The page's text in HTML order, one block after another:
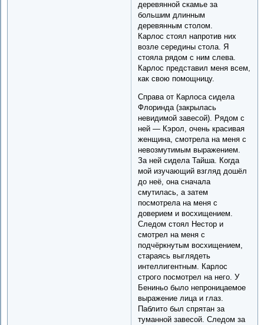
деревянной скамье за
большим длинным
деревянным столом.
Карлос стоял напротив них
возле середины стола. Я
стояла рядом с ним слева.
Карлос представил меня всем,
как свою помощницу.
Справа от Карлоса сидела
Флоринда (закрылась
невидимой завесой). Рядом с
ней — Кэрол, очень красивая
женщина, смотрела на меня с
невозмутимым выражением.
За ней сидела Тайша. Когда
мой изучающий взгляд дошёл
до неё, она сначала
смутилась, а затем
посмотрела на меня с
доверием и восхищением.
Следом стоял Нестор и
смотрел на меня с
подчёркнутым восхищением,
стараясь выглядеть
интеллигентным. Карлос
строго посмотрел на него. У
Бениньо было непроницаемое
выражение лица и глаз.
Паблито был спрятан за
туманной завесой. Следом за